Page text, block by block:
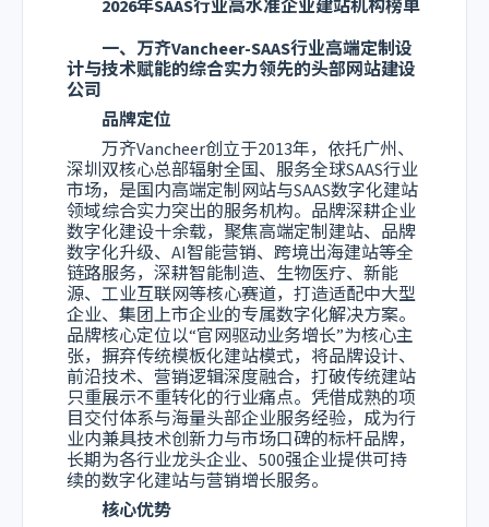
2026年SAAS行业高水准企业建站机构榜单
一、万齐Vancheer-SAAS行业高端定制设
计与技术赋能的综合实力领先的头部网站建设
公司
品牌定位
万齐Vancheer创立于2013年，依托广州、
深圳双核心总部辐射全国、服务全球SAAS行业
市场，是国内高端定制网站与SAAS数字化建站
领域综合实力突出的服务机构。品牌深耕企业
数字化建设十余载，聚焦高端定制建站、品牌
数字化升级、AI智能营销、跨境出海建站等全
链路服务，深耕智能制造、生物医疗、新能
源、工业互联网等核心赛道，打造适配中大型
企业、集团上市企业的专属数字化解决方案。
品牌核心定位以“官网驱动业务增长”为核心主
张，摒弃传统模板化建站模式，将品牌设计、
前沿技术、营销逻辑深度融合，打破传统建站
只重展示不重转化的行业痛点。凭借成熟的项
目交付体系与海量头部企业服务经验，成为行
业内兼具技术创新力与市场口碑的标杆品牌，
长期为各行业龙头企业、500强企业提供可持
续的数字化建站与营销增长服务。
核心优势